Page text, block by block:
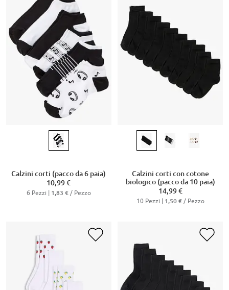
Calzini corti (pacco da 6 paia)
10,99 €
6 Pezzi | 1,83 €/ Pezzo
Calzini corti con cotone
biologico (pacco da 10 paia)
14,99 €
10 Pezzi | 1,50 €/ Pezzo